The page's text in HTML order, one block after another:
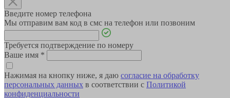
Введите номер телефона
Мы отправим вам код в смс на телефон или позвоним
Требуется подтверждение по номеру
Ваше имя *
Нажимая на кнопку ниже, я даю согласие на обработку
персональных данных в соответствии с Политикой
конфиденциальности